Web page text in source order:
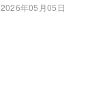
2026年05月05日